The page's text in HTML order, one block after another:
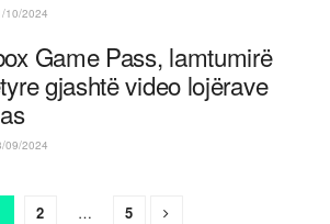
10/2024
Game Pass, lamtumirë
gjashtë video lojërave
09/2024
2 … 5